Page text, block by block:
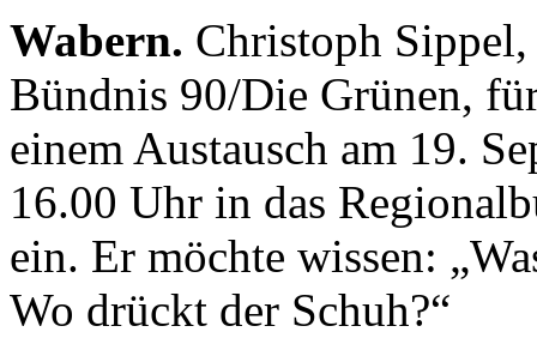
Wabern. Christoph
Bündnis 90/Die Grünen,
einem Austausch am 19.
16.00 Uhr in das
ein. Er möchte wissen:
Wo drückt der Schuh?“